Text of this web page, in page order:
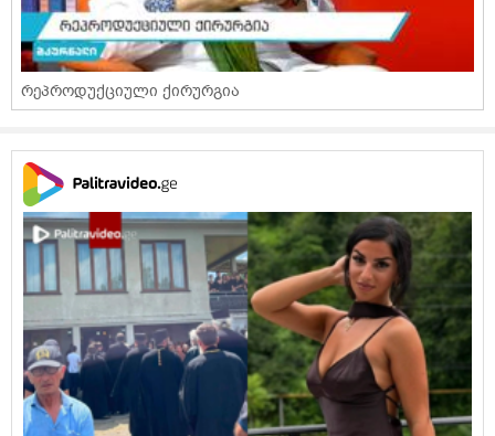
რეპროდუქციული ქირურგია